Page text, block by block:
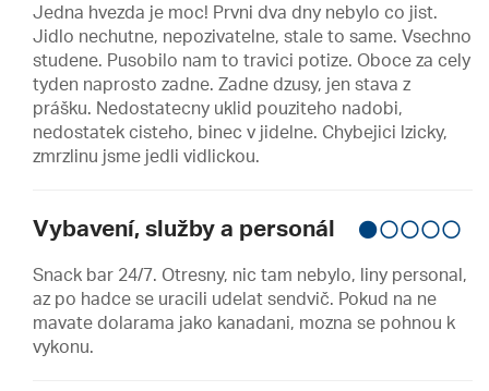
Jedna hvezda je moc! Prvni dva dny nebylo co jist.
Jidlo nechutne, nepozivatelne, stale to same. Vsechno
studene. Pusobilo nam to travici potize. Oboce za cely
tyden naprosto zadne. Zadne dzusy, jen stava z
prášku. Nedostatecny uklid pouziteho nadobi,
nedostatek cisteho, binec v jidelne. Chybejici lzicky,
zmrzlinu jsme jedli vidlickou.
Vybavení, služby a personál
Snack bar 24/7. Otresny, nic tam nebylo, liny personal,
az po hadce se uracili udelat sendvič. Pokud na ne
mavate dolarama jako kanadani, mozna se pohnou k
vykonu.